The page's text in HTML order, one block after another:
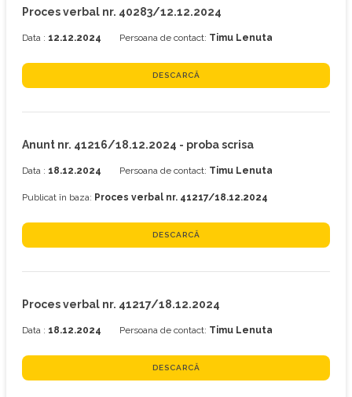
Proces verbal nr. 40283/12.12.2024
Data : 12.12.2024 Persoana de contact: Timu Lenuta
DESCARCĂ
Anunt nr. 41216/18.12.2024 - proba scrisa
Data : 18.12.2024 Persoana de contact: Timu Lenuta
Publicat în baza: Proces verbal nr. 41217/18.12.2024
DESCARCĂ
Proces verbal nr. 41217/18.12.2024
Data : 18.12.2024 Persoana de contact: Timu Lenuta
DESCARCĂ